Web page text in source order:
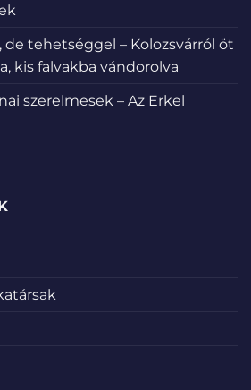
de tehetséggel – Kolozsvárról öt
kis falvakba vándorolva
szerelmesek – Az Erkel